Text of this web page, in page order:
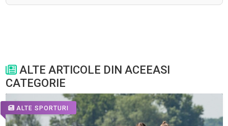
ALTE ARTICOLE DIN ACEEASI
CATEGORIE
ALTE SPORTURI